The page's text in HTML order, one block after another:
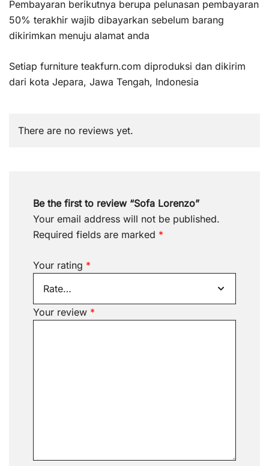
Pembayaran berikutnya berupa pelunasan pembayaran
50% terakhir wajib dibayarkan sebelum barang
dikirimkan menuju alamat anda
Setiap furniture teakfurn.com diproduksi dan dikirim
dari kota Jepara, Jawa Tengah, Indonesia
There are no reviews yet.
Be the first to review “Sofa Lorenzo”
Your email address will not be published.
Required fields are marked *
Your rating *
Your review *